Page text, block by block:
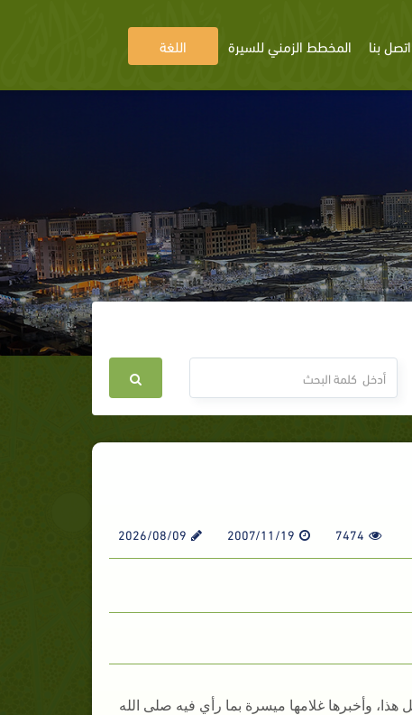
اتصل بنا المخطط الزمني للسيرة اللغة
7474
2007/11/19
2026/08/09
وأخبرها غلامها ميسرة بما رأي فيه صلى الله